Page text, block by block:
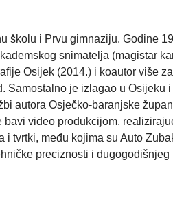
školu i Prvu gimnaziju. Godine
snimatelja (magistar
Osijek (2014.) i koautor više
je izlagao u
autora Osječko-baranjske
video produkcijom,
tvrtki, među kojima su Auto
preciznosti i